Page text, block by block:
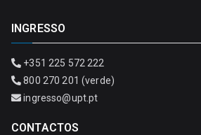
INGRESSO
+351 225 572 222
800 270 201 (verde)
ingresso@upt.pt
CONTACTOS